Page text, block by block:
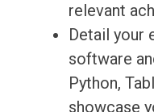
relevant
Detail your
software
Python,
showcase